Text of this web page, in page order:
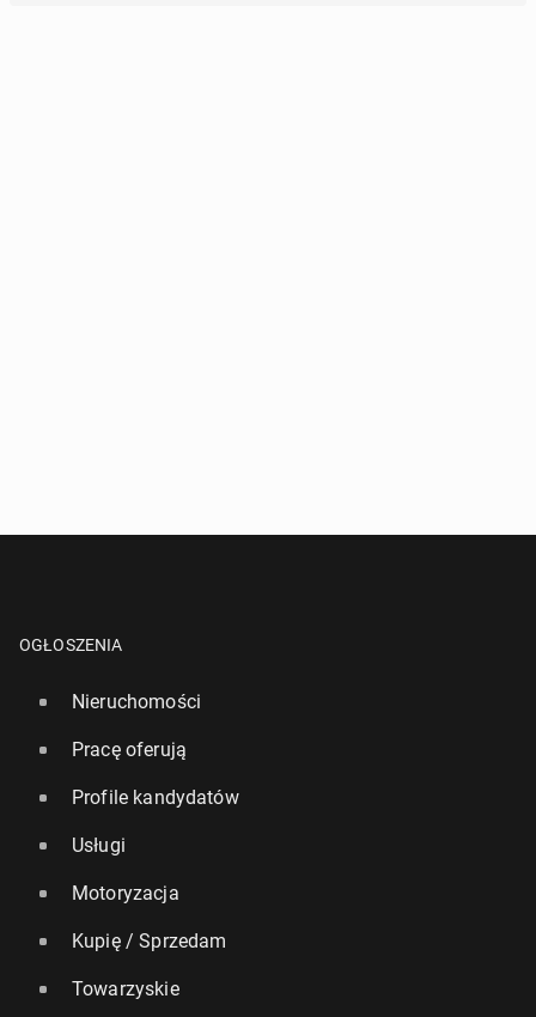
OGŁOSZENIA
Nieruchomości
Pracę oferują
Profile kandydatów
Usługi
Motoryzacja
Kupię / Sprzedam
Towarzyskie